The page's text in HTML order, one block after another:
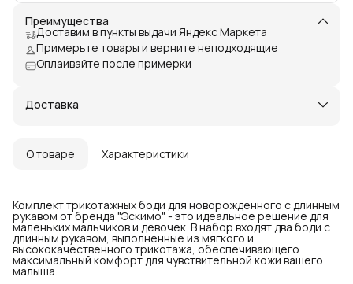
Преимущества
Доставим в пункты выдачи Яндекс Маркета
Примерьте товары и верните неподходящие
Оплаивайте после примерки
Доставка
О товаре Характеристики
Комплект трикотажных боди для новорожденного с длинным
рукавом от бренда "Эскимо" - это идеальное решение для
маленьких мальчиков и девочек. В набор входят два боди с
длинным рукавом, выполненные из мягкого и
высококачественного трикотажа, обеспечивающего
максимальный комфорт для чувствительной кожи вашего
малыша.